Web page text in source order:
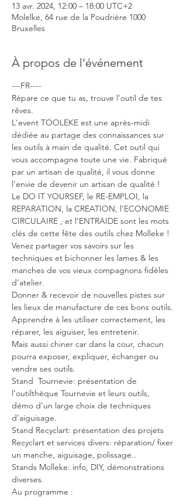
13 avr. 2024, 12:00 – 18:00 UTC+2
Molelke, 64 rue de la Poudrière 1000
Bruxelles
À propos de l'événement
---FR----
Répare ce que tu as, trouve l'outil de tes
rêves.
L'event TOOLEKE est une après-midi
dédiée au partage des connaissances sur
les outils à main de qualité. Cet outil qui
vous accompagne toute une vie. Fabriqué
par un artisan de qualité, il vous donne
l’envie de devenir un artisan de qualité !
Le DO IT YOURSEF, le RE-EMPLOI, la
REPARATION, la CREATION, l’ECONOMIE
CIRCULAIRE , et l’ENTRAIDE sont les mots
clés de cette fête des outils chez Molleke !
Venez partager vos savoirs sur les
techniques et bichonner les lames & les
manches de vos vieux compagnons fidèles
d’atelier.
Donner & recevoir de nouvelles pistes sur
les lieux de manufacture de ces bons outils.
Apprendre à les utiliser correctement, les
réparer, les aiguiser, les entretenir.
Mais aussi chiner car dans la cour, chacun
pourra exposer, expliquer, échanger ou
vendre ses outils.
Stand  Tournevie: présentation de
l’outilthèque Tournevie et leurs outils,
démo d’un large choix de techniques
d’aiguisage.
Stand Recyclart: présentation des projets
Recyclart et services divers: réparation/ fixer
un manche, aiguisage, polissage..
Stands Molleke: info, DIY, démonstrations
diverses.
Au programme :